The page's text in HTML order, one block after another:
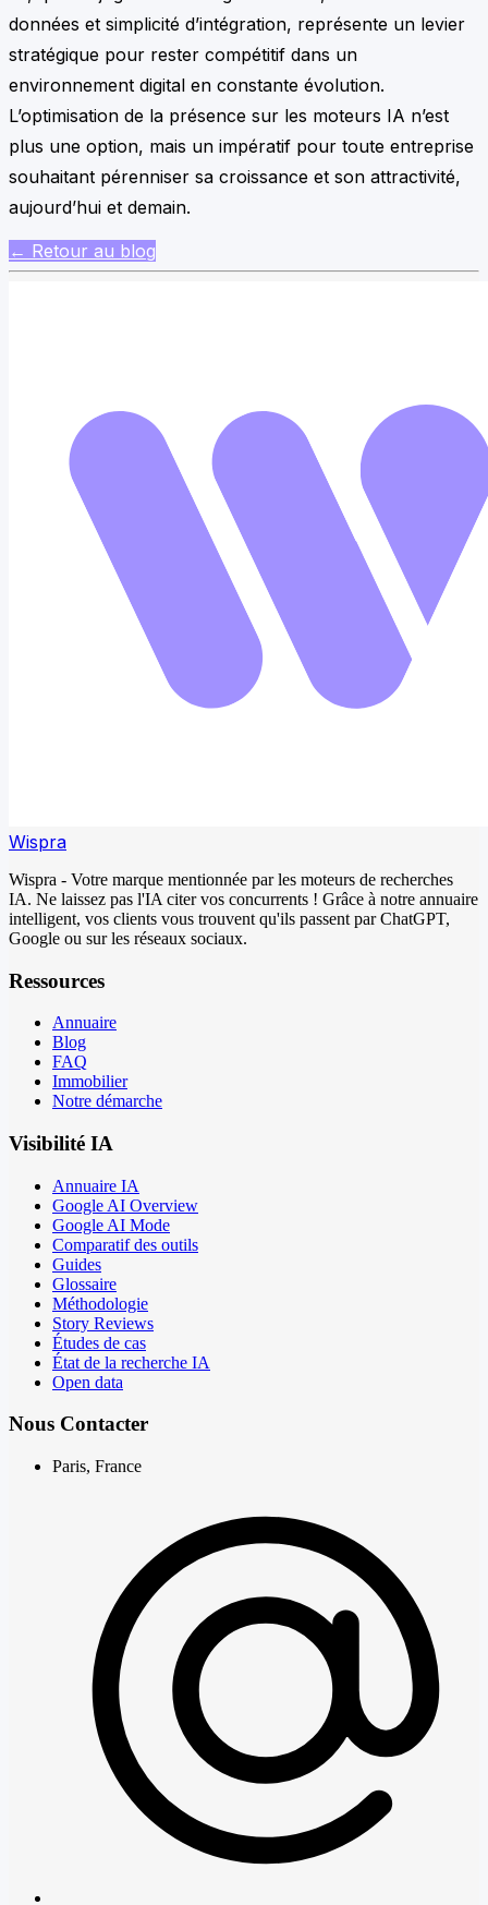
données et simplicité d’intégration, représente un levier
stratégique pour rester compétitif dans un
environnement digital en constante évolution.
L’optimisation de la présence sur les moteurs IA n’est
plus une option, mais un impératif pour toute entreprise
souhaitant pérenniser sa croissance et son attractivité,
aujourd’hui et demain.
← Retour au blog
Wispra
Wispra - Votre marque mentionnée par les moteurs de recherches
IA. Ne laissez pas l'IA citer vos concurrents ! Grâce à notre annuaire
intelligent, vos clients vous trouvent qu'ils passent par ChatGPT,
Google ou sur les réseaux sociaux.
Ressources
Annuaire
Blog
FAQ
Immobilier
Notre démarche
Visibilité IA
Annuaire IA
Google AI Overview
Google AI Mode
Comparatif des outils
Guides
Glossaire
Méthodologie
Story Reviews
Études de cas
État de la recherche IA
Open data
Nous Contacter
Paris, France